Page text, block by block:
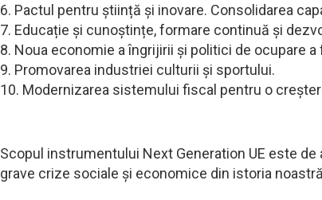
6. Pactul pentru știință și inovare. Consolidarea
7. Educație și cunoștințe, formare continuă și
8. Noua economie a îngrijirii și politici de ocupare
9. Promovarea industriei culturii și sportului.
10. Modernizarea sistemului fiscal pentru o
Scopul instrumentului Next Generation UE este
grave crize sociale și economice din istoria